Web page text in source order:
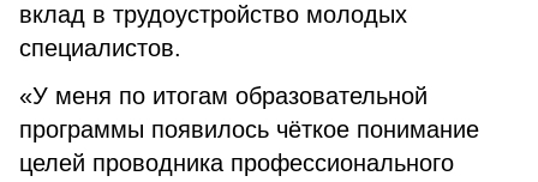
вклад в трудоустройство молодых
специалистов.
«У меня по итогам образовательной
программы появилось чёткое понимание
целей проводника профессионального